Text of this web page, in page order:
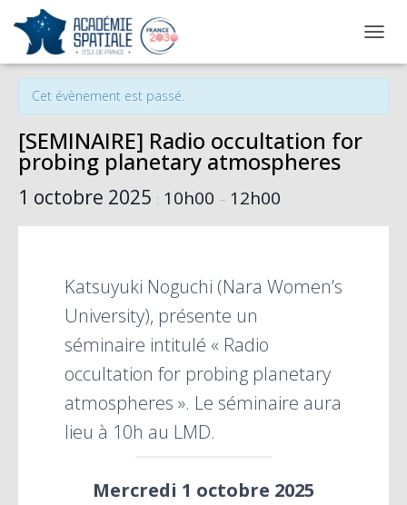
« Tous les Évènements
Cet évènement est passé.
[SEMINAIRE] Radio occultation for
probing planetary atmospheres
1 octobre 2025 : 10h00 – 12h00
Katsuyuki Noguchi (Nara Women’s
University), présente un
séminaire intitulé « Radio
occultation for probing planetary
atmospheres ». Le séminaire aura
lieu à 10h au LMD.
Mercredi 1 octobre 2025